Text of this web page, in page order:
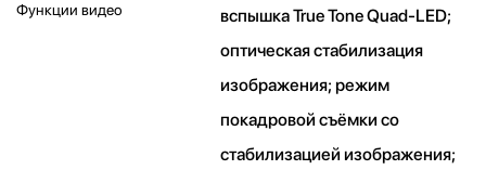
Функции видео
вспышка True Tone Quad-LED;
оптическая стабилизация
изображения; режим
покадровой съёмки со
стабилизацией изображения;